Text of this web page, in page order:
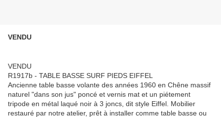
VENDU
VENDU
R1917b - TABLE BASSE SURF PIEDS EIFFEL
Ancienne table basse volante des années 1960 en Chêne massif
naturel "dans son jus" poncé et vernis mat et un piétement
tripode en métal laqué noir à 3 joncs, dit style Eiffel. Mobilier
restauré par notre atelier, prêt à installer comme table basse ou